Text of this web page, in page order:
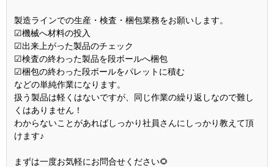
製造ラインでの生産・検査・梱包業務をお願いします。
☑機械へ材料の投入
☑出来上がった製品のチェック
☑検査の終わった製品を段ボールへ梱包
☑梱包の終わった段ボールをパレットに積む
などの単純作業になります。
扱う製品は軽くはないですが、同じ作業の繰り返しなので難し
くはありません！
わからないことがあればしっかり社員さんにしっかり教えて頂
けます♪
まずは一度お気軽にお問合せください🌻